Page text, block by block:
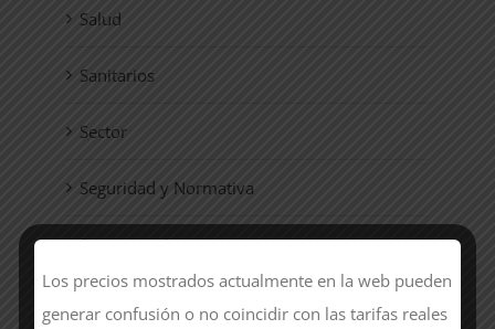
Salud
Sanitarios
Sector
Seguridad y Normativa
Sin categoría
Los precios mostrados actualmente en la web pueden
generar confusión o no coincidir con las tarifas reales